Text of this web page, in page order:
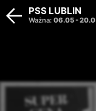
PSS LUBLIN
Ważna: 06.05-